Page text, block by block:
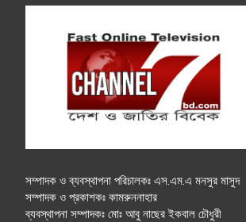
সম্পাদক ও ব্যবস্থাপনা পরিচালকঃ এস.এম.এ মনসুর মাসুদ
সম্পাদক ও প্রকাশকঃ কামরুননাহার
ব্যবস্থাপনা সম্পাদকঃ মোঃ আবু নাছের ইকবাল চৌধুরী